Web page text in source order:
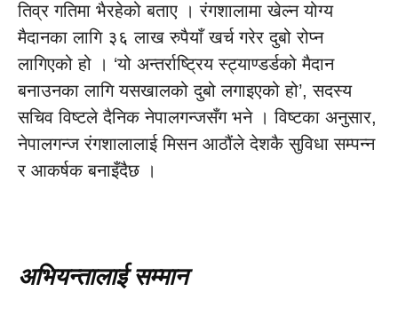
तिव्र गतिमा भैरहेको बताए । रंगशालामा खेल्न योग्य
मैदानका लागि ३६ लाख रुपैयाँ खर्च गरेर दुबो रोप्न
लागिएको हो । ‘यो अन्तर्राष्ट्रिय स्ट्याण्डर्डको मैदान
बनाउनका लागि यसखालको दुबो लगाइएको हो’, सदस्य
सचिव विष्टले दैनिक नेपालगन्जसँग भने । विष्टका अनुसार,
नेपालगन्ज रंगशालालाई मिसन आठौंले देशकै सुविधा सम्पन्न
र आकर्षक बनाइँदैछ ।
अभियन्तालाई सम्मान